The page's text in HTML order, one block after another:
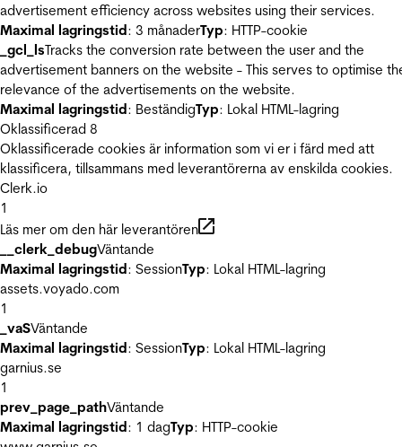
advertisement efficiency across websites using their services.
Maximal lagringstid: 3 månaderTyp: HTTP-cookie
_gcl_lsTracks the conversion rate between the user and the
advertisement banners on the website - This serves to optimise
relevance of the advertisements on the website.
Maximal lagringstid: BeständigTyp: Lokal HTML-lagring
Oklassificerad 8
Oklassificerade cookies är information som vi er i färd med att
klassificera, tillsammans med leverantörerna av enskilda cookies.
Clerk.io
1
Läs mer om den här leverantören
__clerk_debugVäntande
Maximal lagringstid: SessionTyp: Lokal HTML-lagring
assets.voyado.com
1
_vaSVäntande
Maximal lagringstid: SessionTyp: Lokal HTML-lagring
garnius.se
1
prev_page_pathVäntande
Maximal lagringstid: 1 dagTyp: HTTP-cookie